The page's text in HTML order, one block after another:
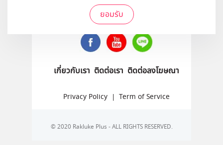
ยอมรับ
ติดตามเราได้ที่
เกี่ยวกับเรา ติดต่อเรา ติดต่อลงโฆษณา
Privacy Policy | Term of Service
© 2020 Rakluke Plus - ALL RIGHTS RESERVED.